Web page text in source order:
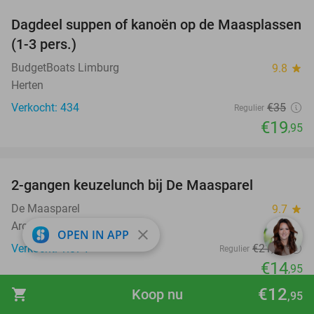
shopping_cart €12,95
Koop nu
43%
Dagdeel suppen of kanoën op de Maasplassen
(1-3 pers.)
BudgetBoats Limburg 9.8 star
Herten
Verkocht: 434
Regulier €35
€19,95
2-gangen keuzelunch bij De Maasparel
De Maasparel 9.7 star
Arcen
Verkocht: 1.874
Regulier €21,95
€14,95
favorite_border
OPEN IN APP close